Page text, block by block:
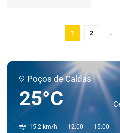
1 2 …
Poços de Caldas
25°C
15.2 km/h 12:00 15:00